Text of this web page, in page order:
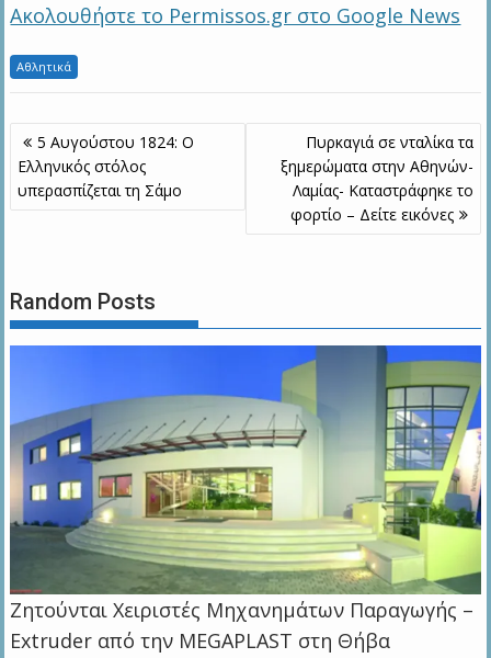
Ακολουθήστε το Permissos.gr στο Google News
Αθλητικά
Πλοήγηση
άρθρων
5 Αυγούστου 1824: Ο
Ελληνικός στόλος
υπερασπίζεται τη Σάμο
Πυρκαγιά σε νταλίκα τα
ξημερώματα στην Αθηνών-
Λαμίας- Καταστράφηκε το
φορτίο – Δείτε εικόνες
Random Posts
Zητούνται Χειριστές Μηχανημάτων Παραγωγής –
Extruder από την MEGAPLAST στη Θήβα